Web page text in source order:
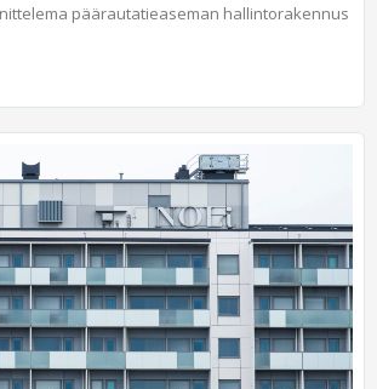
päärautatieaseman hallintorakennus